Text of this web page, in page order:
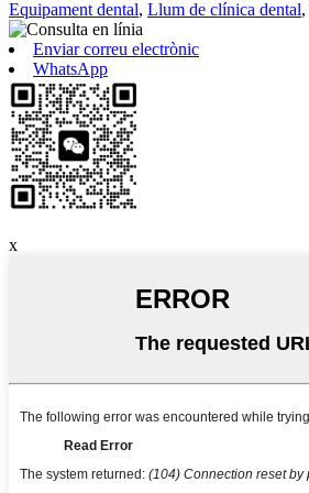
Equipament dental, Llum de clínica dental,
Enviar correu electrònic
WhatsApp
x